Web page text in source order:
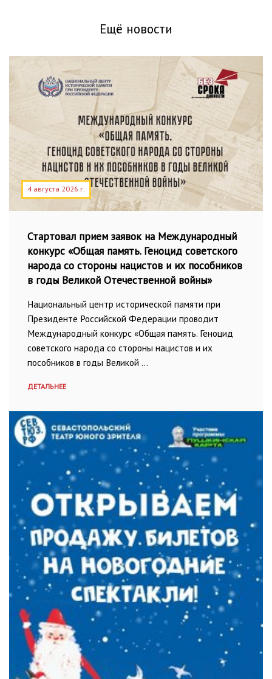
Ещё новости
4 августа 2026 г.
Стартовал прием заявок на Международный
конкурс «Общая память. Геноцид советского
народа со стороны нацистов и их пособников
в годы Великой Отечественной войны»
Национальный центр исторической памяти при
Президенте Российской Федерации проводит
Международный конкурс «Общая память. Геноцид
советского народа со стороны нацистов и их
пособников в годы Великой …
ДЕТАЛЬНЕЕ